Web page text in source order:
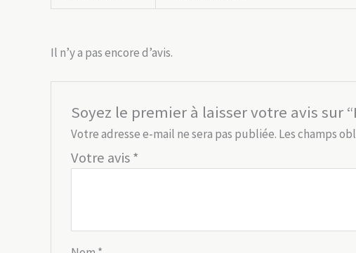
Il n’y a pas encore d’avis.
Soyez le premier à laisser votre avis sur
Votre adresse e-mail ne sera pas publiée. Les champs
Votre avis*